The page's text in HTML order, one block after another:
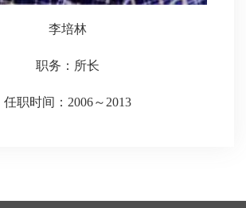
李培林
职务：所长
任职时间：2006～2013